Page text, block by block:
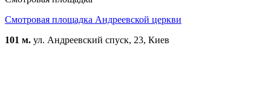
Смотровая площадка Андреевской церкви
101 м. ул. Андреевский спуск, 23, Киев